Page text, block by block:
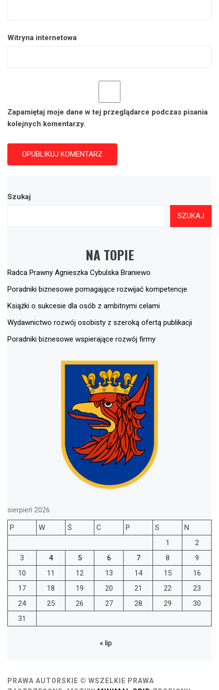
Witryna internetowa
Zapamiętaj moje dane w tej przeglądarce podczas pisania
kolejnych komentarzy.
Szukaj
SZUKAJ
NA TOPIE
Radca Prawny Agnieszka Cybulska Braniewo
Poradniki biznesowe pomagające rozwijać kompetencje
Książki o sukcesie dla osób z ambitnymi celami
Wydawnictwo rozwój osobisty z szeroką ofertą publikacji
Poradniki biznesowe wspierające rozwój firmy
sierpień 2026
P
W Ś C P S
N
1
2
3
4 5 6 7 8
9
10
11 12 13 14 15
16
17
18 19 20 21 22
23
24
25 26 27 28 29
30
31
« lip
PRAWA AUTORSKIE © WSZELKIE PRAWA